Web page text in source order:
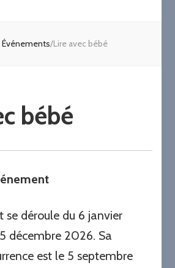
Événements/Lire avec bébé
bébé
se déroule du 6 janvier
décembre 2026. Sa
est le 5 septembre